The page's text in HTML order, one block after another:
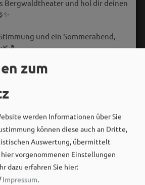
Bergwaldtheater und hol dir deinen
und ein Sommerabend,
zum
werden Informationen über Sie
können diese auch an Dritte,
Auswertung, übermittelt
vorgenommenen Einstellungen
dazu erfahren Sie hier:
Impressum.